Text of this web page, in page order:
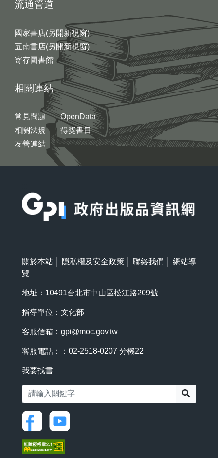
流通管道
國家書店(另開新視窗)
五南書店(另開新視窗)
寄存圖書館
相關連結
常見問題
相關法規
友善連結
OpenData
得獎書目
關於本站 隱私權及安全政策 聯絡我們
網站導
覽
地址：10491台北市中山區松江路209號
指導單位：文化部
客服信箱： gpi@moc.gov.tw
客服電話：：02-2518-0207 分機22
我要找書